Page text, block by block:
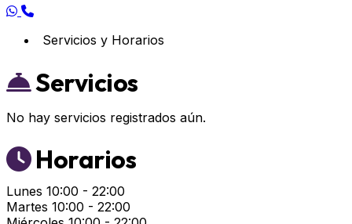
Servicios y Horarios
Servicios
No hay servicios registrados aún.
Horarios
Lunes 10:00 - 22:00
Martes 10:00 - 22:00